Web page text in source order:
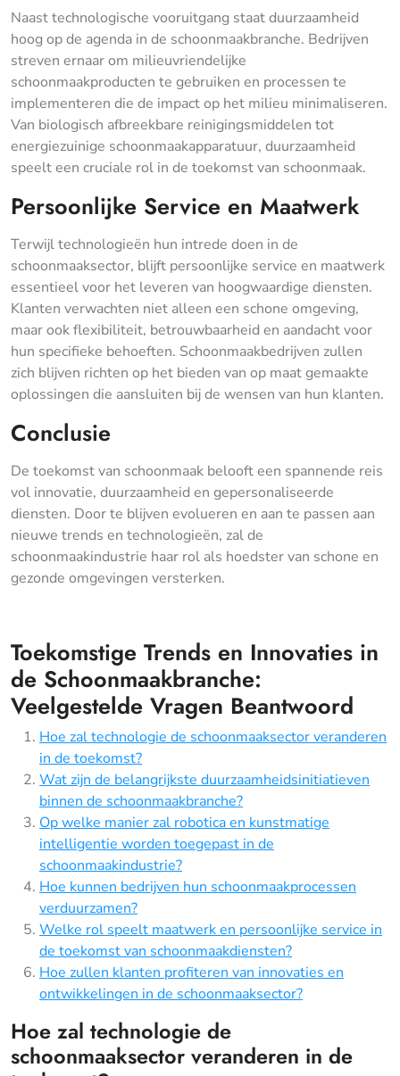
Naast technologische vooruitgang staat duurzaamheid
hoog op de agenda in de schoonmaakbranche. Bedrijven
streven ernaar om milieuvriendelijke
schoonmaakproducten te gebruiken en processen te
implementeren die de impact op het milieu minimaliseren.
Van biologisch afbreekbare reinigingsmiddelen tot
energiezuinige schoonmaakapparatuur, duurzaamheid
speelt een cruciale rol in de toekomst van schoonmaak.
Persoonlijke Service en Maatwerk
Terwijl technologieën hun intrede doen in de
schoonmaaksector, blijft persoonlijke service en maatwerk
essentieel voor het leveren van hoogwaardige diensten.
Klanten verwachten niet alleen een schone omgeving,
maar ook flexibiliteit, betrouwbaarheid en aandacht voor
hun specifieke behoeften. Schoonmaakbedrijven zullen
zich blijven richten op het bieden van op maat gemaakte
oplossingen die aansluiten bij de wensen van hun klanten.
Conclusie
De toekomst van schoonmaak belooft een spannende reis
vol innovatie, duurzaamheid en gepersonaliseerde
diensten. Door te blijven evolueren en aan te passen aan
nieuwe trends en technologieën, zal de
schoonmaakindustrie haar rol als hoedster van schone en
gezonde omgevingen versterken.
Toekomstige Trends en Innovaties in
de Schoonmaakbranche:
Veelgestelde Vragen Beantwoord
Hoe zal technologie de schoonmaaksector veranderen
in de toekomst?
Wat zijn de belangrijkste duurzaamheidsinitiatieven
binnen de schoonmaakbranche?
Op welke manier zal robotica en kunstmatige
intelligentie worden toegepast in de
schoonmaakindustrie?
Hoe kunnen bedrijven hun schoonmaakprocessen
verduurzamen?
Welke rol speelt maatwerk en persoonlijke service in
de toekomst van schoonmaakdiensten?
Hoe zullen klanten profiteren van innovaties en
ontwikkelingen in de schoonmaaksector?
Hoe zal technologie de
schoonmaaksector veranderen in de